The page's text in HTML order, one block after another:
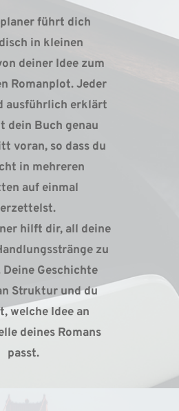
führt dich
in kleinen
deiner Idee zum
Romanplot. Jeder
ausführlich erklärt
dein Buch genau
voran, so dass du
in mehreren
auf einmal
hilft dir, all deine
zu
Geschichte
Struktur und du
welche Idee an
deines Romans
passt.